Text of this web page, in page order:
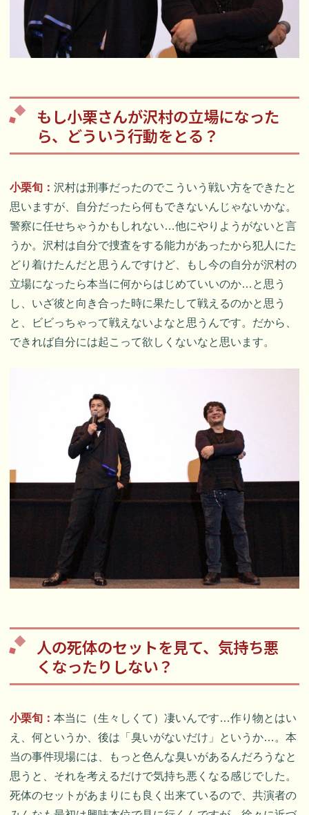
もし小栗さんが沢村の立場になった
ら、どういう行動をとる？
小栗旬：沢村は刑事だったのでこういう戦い方をできたと
思いますが、自分だったら何もできないんじゃないかな。
警察に任せちゃうかもしれない…他にやりようがないと言
うか。沢村は自分で捜査をする能力があったから犯人にた
どり着けたんだと思うんですけど、もし今の自分が沢村の
立場になったら本当に何からはじめていいのか…と思う
し、いざ彼と向き合った時に果たして戦えるのかと思う
と、ビビっちゃって戦えないよなと思うんです。だから、
できれば自分には起こって欲しくないなと思います。
人の死体のセットを見て、気持ち悪
くなったりしない？
小栗旬：本当に（生々しくて）凄いんです…作り物とはい
え、何というか、後は「臭いがないだけ」というか…。本
当の事件現場には、もっと色んな臭いがあるんだろうなと
思うと、それを考えるだけで気持ち悪くなる感じでした。
死体のセットがあまりにも良く出来ているので、共演者の